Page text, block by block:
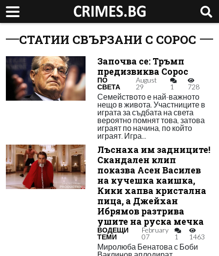
СТАТИИ СВЪРЗАНИ С СОРОС
Започва се: Тръмп
предизвиква Сорос
ПО
СВЕТА
August
29
1 728
Семейството е най-важното
нещо в живота. Участниците в
играта за съдбата на света
вероятно помнят това, затова
играят по начина, по който
играят. Игра...
Лъснаха им задниците!
Скандален клип
показва Асен Василев
на кучешка каишка,
Кики хапва кристална
пица, а Джейхан
Ибрямов разтрива
ушите на руска мечка
ВОДЕЩИ
ТЕМИ
February
07
1 1463
Миролюба Бенатова с Боби